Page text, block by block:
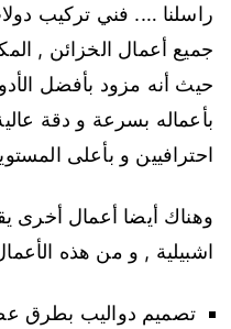
راسلنا …. فني تركيب
جميع أعمال الخزائن ,
حيث أنه مزود بأفضل
بأعماله بسرعة و دقة
احترافيين و بأعلى
وهناك أيضا أعمال أخرى
اشبيلية , و من هذه
تصميم دواليب بطرق